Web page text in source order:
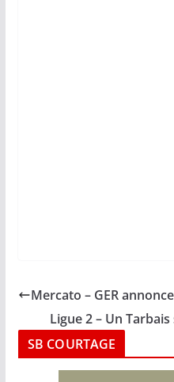
Mercato – GER
Ligue 2 – Un Tarbais
SB COURTAGE